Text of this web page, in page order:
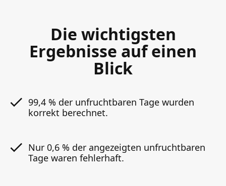
Die wichtigsten
Ergebnisse auf einen
Blick
99,4 % der unfruchtbaren Tage wurden
korrekt berechnet.
Nur 0,6 % der angezeigten unfruchtbaren
Tage waren fehlerhaft.